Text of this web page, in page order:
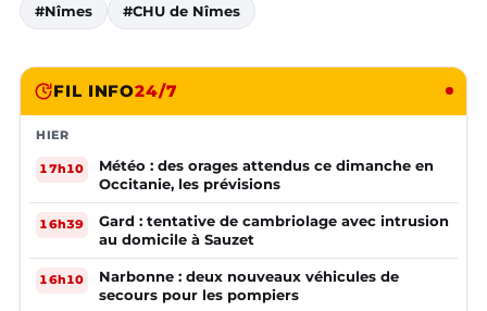
#Nîmes #CHU de Nîmes
FIL INFO24/7
HIER
17h10
Météo : des orages attendus ce dimanche en
Occitanie, les prévisions
16h39
Gard : tentative de cambriolage avec intrusion
au domicile à Sauzet
16h10
Narbonne : deux nouveaux véhicules de
secours pour les pompiers